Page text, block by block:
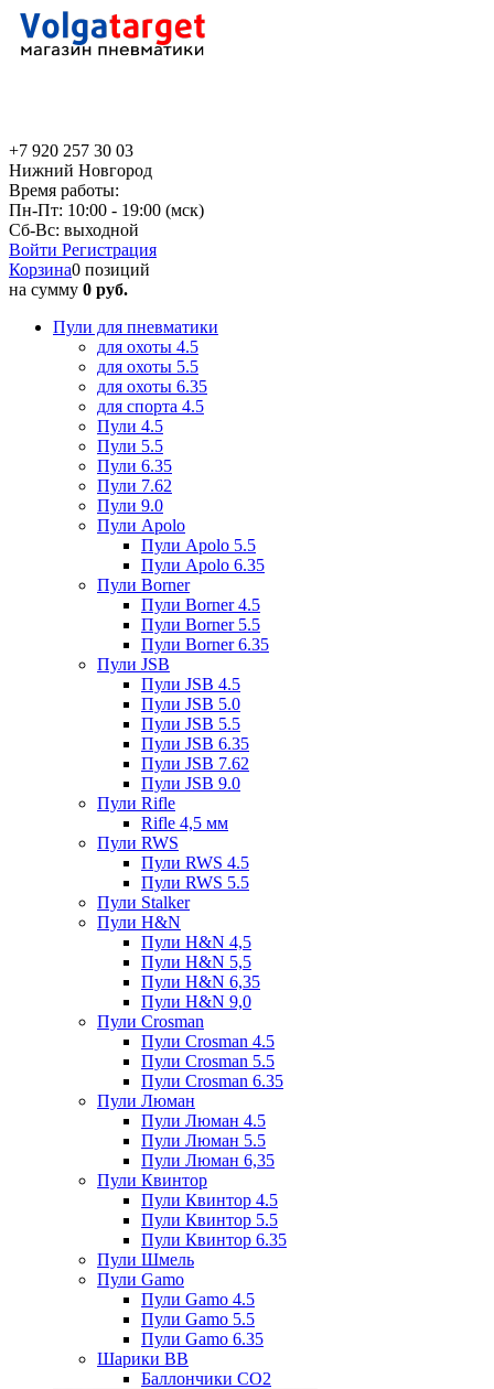
+7 920 257 30 03
Нижний Новгород
Время работы:
Пн-Пт: 10:00 - 19:00 (мск)
Сб-Вс: выходной
Войти Регистрация
Корзина0 позиций
на сумму 0 руб.
Пули для пневматики
для охоты 4.5
для охоты 5.5
для охоты 6.35
для спорта 4.5
Пули 4.5
Пули 5.5
Пули 6.35
Пули 7.62
Пули 9.0
Пули Apolo
Пули Apolo 5.5
Пули Apolo 6.35
Пули Borner
Пули Borner 4.5
Пули Borner 5.5
Пули Borner 6.35
Пули JSB
Пули JSB 4.5
Пули JSB 5.0
Пули JSB 5.5
Пули JSB 6.35
Пули JSB 7.62
Пули JSB 9.0
Пули Rifle
Rifle 4,5 мм
Пули RWS
Пули RWS 4.5
Пули RWS 5.5
Пули Stalker
Пули H&N
Пули H&N 4,5
Пули H&N 5,5
Пули H&N 6,35
Пули H&N 9,0
Пули Crosman
Пули Crosman 4.5
Пули Crosman 5.5
Пули Crosman 6.35
Пули Люман
Пули Люман 4.5
Пули Люман 5.5
Пули Люман 6,35
Пули Квинтор
Пули Квинтор 4.5
Пули Квинтор 5.5
Пули Квинтор 6.35
Пули Шмель
Пули Gamo
Пули Gamo 4.5
Пули Gamo 5.5
Пули Gamo 6.35
Шарики BB
Баллончики CO2